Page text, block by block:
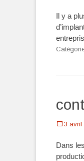
Il y a
Posté
3 avril
Dans